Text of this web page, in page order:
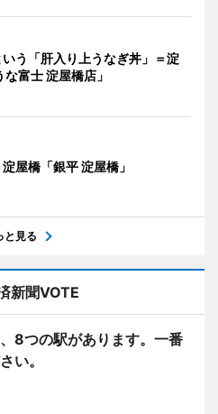
う「肝入り上うなぎ丼」＝淀
富士 淀屋橋店」
屋橋「銀平 淀屋橋」
と見る
新聞VOTE
8つの駅があります。一番
い。